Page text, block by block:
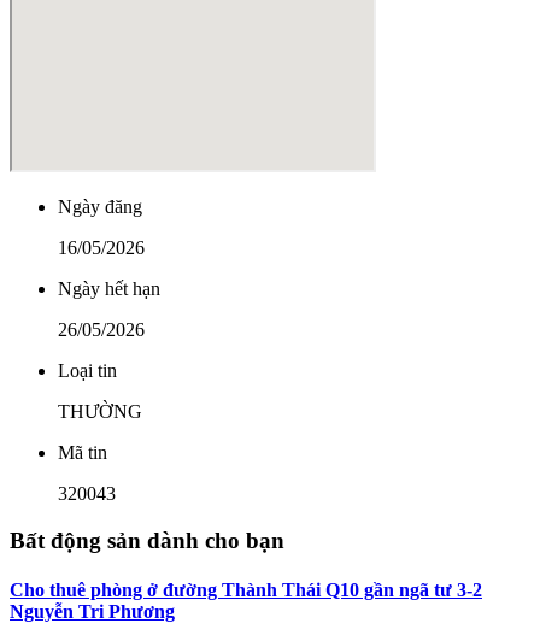
Ngày đăng
16/05/2026
Ngày hết hạn
26/05/2026
Loại tin
THƯỜNG
Mã tin
320043
Bất động sản dành cho bạn
Cho thuê phòng ở đường Thành Thái Q10 gần ngã tư 3-2
Nguyễn Tri Phương